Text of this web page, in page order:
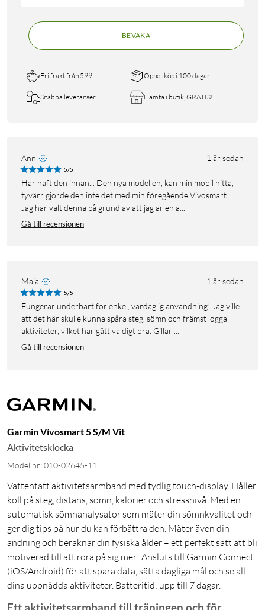
BEVAKA
Fri frakt från 599:- Öppet köp i 100 dagar
Snabba leveranser Hämta i butik, GRATIS!
Ann 1 år sedan
5/5
Har haft den innan... Den nya modellen, kan min mobil hitta,
tyvärr gjorde den inte det med min föregående Vivosmart...
Jag har valt denna på grund av att jag är en a...
Gå till recensionen
Maia 1 år sedan
5/5
Fungerar underbart för enkel, vardaglig användning! Jag ville
att det här skulle kunna spåra steg, sömn och främst logga
aktiviteter, vilket har gått väldigt bra. Gillar ...
Gå till recensionen
Garmin Vívosmart 5 S/M Vit
Aktivitetsklocka
Modellnr: 010-02645-11
Vattentätt aktivitetsarmband med tydlig touch-display. Håller
koll på steg, distans, sömn, kalorier och stressnivå. Med en
automatisk sömnanalysator som mäter din sömnkvalitet och
ger dig tips på hur du kan förbättra den. Mäter även din
andning och beräknar din fysiska ålder – ett perfekt sätt att bli
motiverad till att röra på sig mer! Ansluts till Garmin Connect
(iOS/Android) för att spara data, sätta dagliga mål och se all
dina uppnådda aktiviteter. Batteritid: upp till 7 dagar.